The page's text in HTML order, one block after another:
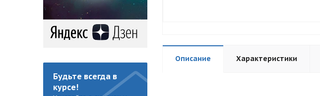
Описание Характеристики
Будьте всегда в
курсе!